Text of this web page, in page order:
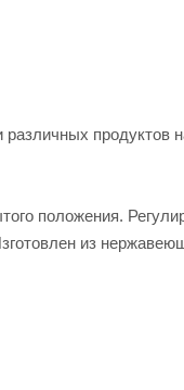
продуктов
положения.
из
и характеристики